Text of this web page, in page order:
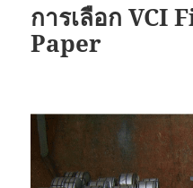
การเลือก VCI
Paper